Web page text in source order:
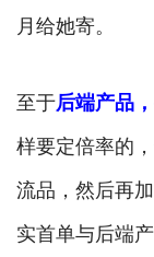
月给她寄。
至于后端产品
样要定倍率的
流品，然后再
实首单与后端